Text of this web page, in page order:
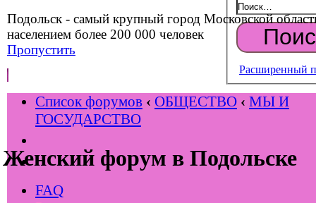
Подольск - самый крупный город Московской
населением более 200 000 человек
Пропустить
Женский форум в Подольске
Расширенный
Список форумов ‹ ОБЩЕСТВО ‹ МЫ И
ГОСУДАРСТВО
FAQ